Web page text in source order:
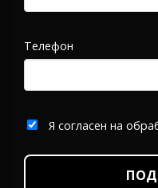
Телефон
Я согласен на